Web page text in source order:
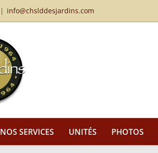
| info@chslddesjardins.com
NOS SERVICES UNITÉS PHOTOS